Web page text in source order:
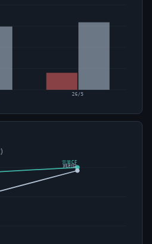
26/5
営業CF
純利益